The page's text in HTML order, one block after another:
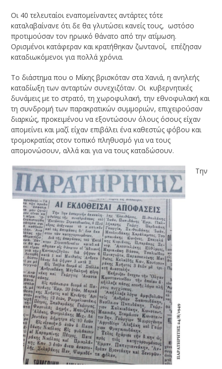
Οι 40 τελευταίοι εναπομείναντες αντάρτες τότε
καταλαβαίνανε ότι δε θα γλυτώσει κανείς τους, ωστόσο
προτιμούσαν τον ηρωικό θάνατο από την ατίμωση.
Ορισμένοι κατάφεραν και κρατήθηκαν ζωντανοί, επέζησαν
καταδιωκόμενοι για πολλά χρόνια.
Το διάστημα που ο Μίκης βρισκόταν στα Χανιά, η ανηλεής
καταδίωξη των ανταρτών συνεχιζόταν. Οι κυβερνητικές
δυνάμεις με το στρατό, τη χωροφυλακή, την εθνοφυλακή και
τη συνδρομή των παρακρατικών συμμοριών, επιχειρούσαν
διαρκώς, προκειμένου να εξοντώσουν όλους όσους είχαν
απομείνει και μαζί είχαν επιβάλει ένα καθεστώς φόβου και
τρομοκρατίας στον τοπικό πληθυσμό για να τους
απομονώσουν, αλλά και για να τους καταδώσουν.
Την